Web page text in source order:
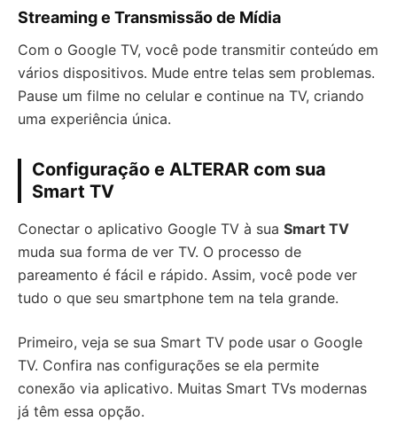
Streaming e Transmissão de Mídia
Com o Google TV, você pode transmitir conteúdo em
vários dispositivos. Mude entre telas sem problemas.
Pause um filme no celular e continue na TV, criando
uma experiência única.
Configuração e ALTERAR com sua
Smart TV
Conectar o aplicativo Google TV à sua Smart TV
muda sua forma de ver TV. O processo de
pareamento é fácil e rápido. Assim, você pode ver
tudo o que seu smartphone tem na tela grande.
Primeiro, veja se sua Smart TV pode usar o Google
TV. Confira nas configurações se ela permite
conexão via aplicativo. Muitas Smart TVs modernas
já têm essa opção.